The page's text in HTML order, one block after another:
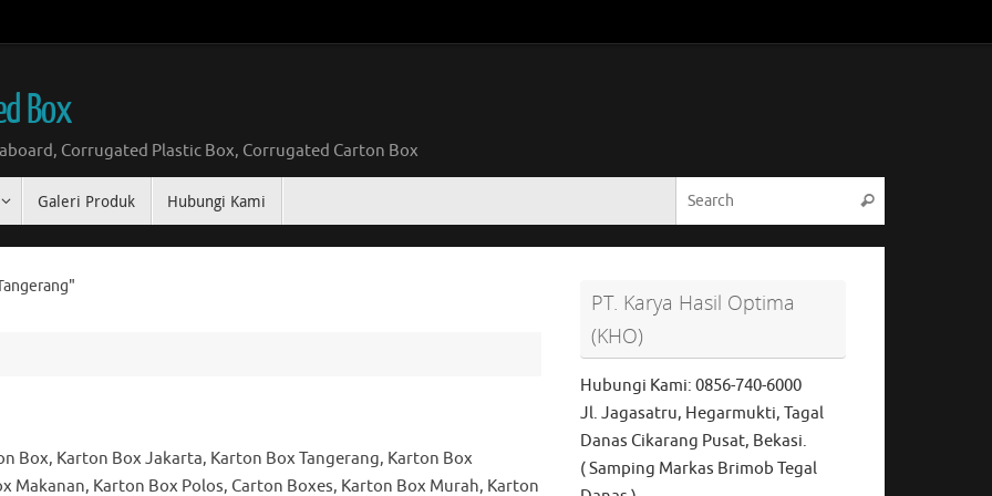
Box
Corrugated Plastic Box, Corrugated Carton Box
Galeri Produk Hubungi Kami Search
Box, Karton Box Jakarta, Karton Box Tangerang, Karton Box
Makanan, Karton Box Polos, Carton Boxes, Karton Box Murah, Karton
PT. Karya Hasil Optima
(KHO)
Hubungi Kami: 0856-740-6000
Jl. Jagasatru, Hegarmukti, Tagal
Danas Cikarang Pusat, Bekasi.
( Samping Markas Brimob Tegal